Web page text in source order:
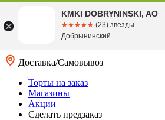
Доставка/Самовывоз
Торты на заказ
Магазины
Акции
Сделать предзаказ
KMKI DOBRYNINSKI, AO
☆☆☆☆☆
★★★★★ (23) звезды
Добрынинский